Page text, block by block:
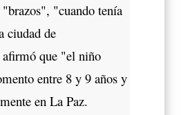
"cuando tenía
ciudad de
que "el niño
entre 8 y 9 años y
en La Paz.